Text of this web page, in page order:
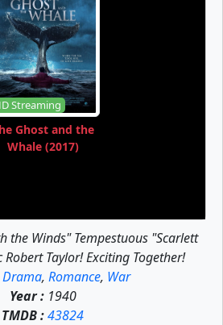
Streaming
Ghost and the
Whale (2017)
the Winds" Tempestuous "Scarlett
Taylor! Exciting Together!
Drama, Romance, War
Year :1940
TMDB :43824